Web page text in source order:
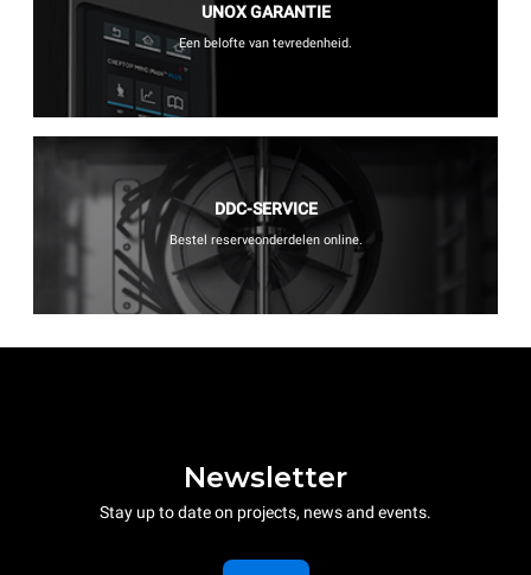
UNOX GARANTIE
Een belofte van tevredenheid.
DDC-SERVICE
Bestel reserveonderdelen online.
Newsletter
Stay up to date on projects, news and events.